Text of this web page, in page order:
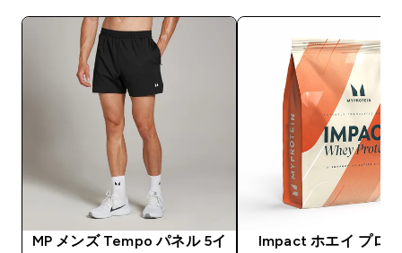
MP メンズ Tempo パネル 5イ
Impact ホエイ プロ